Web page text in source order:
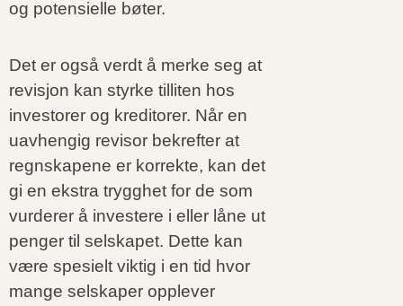
og potensielle bøter.
Det er også verdt å merke seg at
revisjon kan styrke tilliten hos
investorer og kreditorer. Når en
uavhengig revisor bekrefter at
regnskapene er korrekte, kan det
gi en ekstra trygghet for de som
vurderer å investere i eller låne ut
penger til selskapet. Dette kan
være spesielt viktig i en tid hvor
mange selskaper opplever